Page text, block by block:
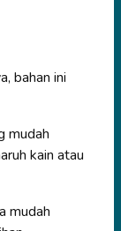
bahan ini
mudah
kain atau
mudah